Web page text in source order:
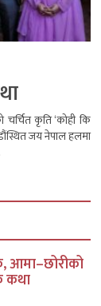
कृति ‘कोही कि
जय नेपाल हलमा
आमा–छोरीको
कथा